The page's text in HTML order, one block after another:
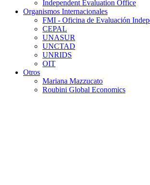
Independent Evaluation Office
Organismos Internacionales
FMI - Oficina de Evaluación
CEPAL
UNASUR
UNCTAD
UNRIDS
OIT
Otros
Mariana Mazzucato
Roubini Global Economics